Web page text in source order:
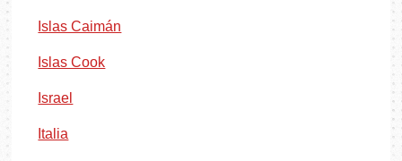
Islas Caimán
Islas Cook
Israel
Italia